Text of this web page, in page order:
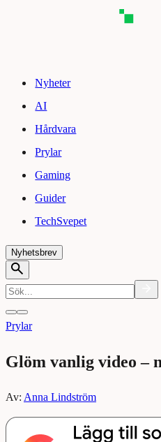
Nyheter
AI
Hårdvara
Prylar
Gaming
Guider
TechSvepet
Nyhetsbrev
Prylar
Glöm vanlig video –
Av: Anna Lindström